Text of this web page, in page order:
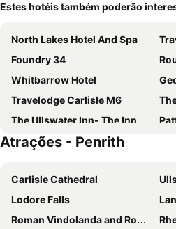
Estes hotéis também poderão
North Lakes Hotel And Spa
Foundry 34
Whitbarrow Hotel
Travelodge Carlisle M6
The Ullswater Inn- The Inn Collection Group
Atrações - Penrith
Carlisle Cathedral
Lodore Falls
Roman Vindolanda and Roman Army Museum